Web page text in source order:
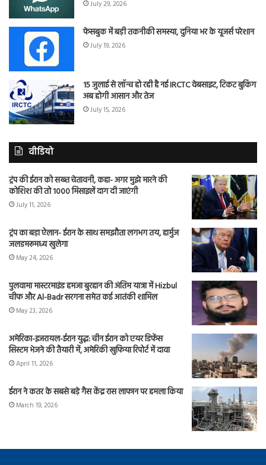
July 29, 2026
फेसबुक में बड़ी तकनीकी समस्या, दुनिया भर के यूजर्स परेशान
July 19, 2026
15 जुलाई से लॉन्च हो रही है नई IRCTC वेबसाइट, टिकट बुकिंग
अब होगी आसान और तेज
July 15, 2026
वीडियो
ट्रंप की ईरान को सख्त चेतावनी, कहा- अगर मुझे मारने की
कोशिश की तो 1000 मिसाइलें दाग दी जाएंगी
July 11, 2026
ट्रंप का बड़ा ऐलान- ईरान के साथ समझौता लगभग तय, हार्मुज
जलडमरूमध्य खुलेगा
May 24, 2026
पुलवामा मास्टरमाइंड हमजा बुरहान की अंतिम यात्रा में Hizbul
चीफ और Al-Badr सरगना समेत कई आतंकी शामिल
May 23, 2026
अमेरिका-इजरायल-ईरान युद्ध: चीन ईरान को एयर डिफेंस
सिस्टम भेजने की तैयारी में, अमेरिकी खुफिया रिपोर्ट में दावा
April 11, 2026
ईरान ने कतर के सबसे बड़े गैस केंद्र रास लाफान पर हमला किया
March 19, 2026